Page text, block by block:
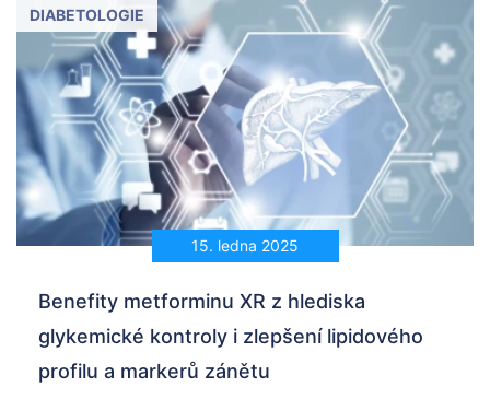
15. ledna 2025
DIABETOLOGIE
Benefity metforminu XR z hlediska
glykemické kontroly i zlepšení lipidového
profilu a markerů zánětu